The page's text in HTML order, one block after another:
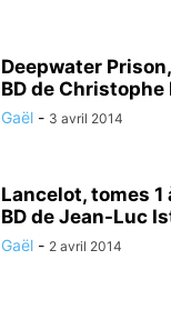
Deepwater
BD de Christophe
Gaël - 3 avril 2014
Lancelot, tomes 1
BD de Jean-Luc
Gaël - 2 avril 2014